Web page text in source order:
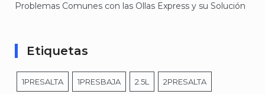
Problemas Comunes con las Ollas Express y su Solución
Etiquetas
1PRESALTA 1PRESBAJA 2.5L 2PRESALTA